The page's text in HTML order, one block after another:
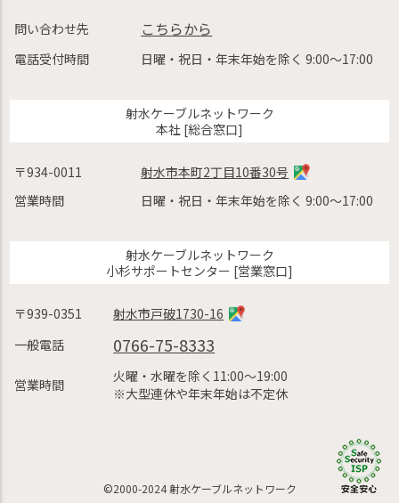
問い合わせ先 こちらから
電話受付時間 日曜・祝日・年末年始を除く 9:00〜17:00
射水ケーブルネットワーク
本社 [総合窓口]
〒934-0011
射水市本町2丁目10番30号
営業時間
日曜・祝日・年末年始を除く 9:00〜17:00
射水ケーブルネットワーク
小杉サポートセンター [営業窓口]
〒939-0351
射水市戸破1730-16
一般電話
0766-75-8333
営業時間
火曜・水曜を除く11:00〜19:00
※大型連休や年末年始は不定休
©2000-2024 射水ケーブルネットワーク